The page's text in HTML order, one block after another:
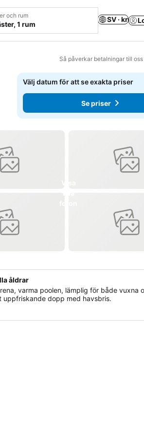
och rum
1 rum
SV · kr
Så påverkar betalningar till
Lägg till i Mina Favoriter
Välj datum för att se exakta priser
Se priser
åldrar
varma poolen, lämplig för både vuxna
uppfriskande dopp med havsbris.